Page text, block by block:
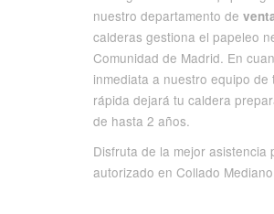
nuestro departamento de
calderas gestiona el papeleo
Comunidad de Madrid. En
inmediata a nuestro equipo
rápida dejará tu caldera
de hasta 2 años.
Disfruta de la mejor
autorizado en Collado